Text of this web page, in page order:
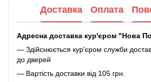
Доставка Оплата
Адресна доставка кур'єром "Нова
— Здійснюється кур'єром служби
до дверей
— Вартість доставки від 105 грн.